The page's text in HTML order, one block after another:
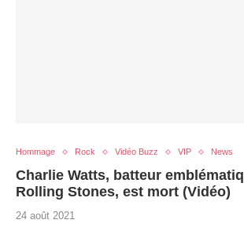
Hommage Rock Vidéo Buzz VIP News
Charlie Watts, batteur
Rolling Stones, est mort (Vidéo)
24 août 2021